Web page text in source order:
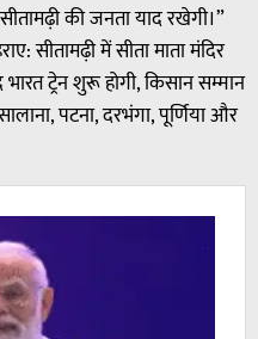
की जनता याद रखेगी।”
सीतामढ़ी में सीता माता मंदिर
भारत ट्रेन शुरू होगी, किसान सम्मान
पटना, दरभंगा, पूर्णिया और